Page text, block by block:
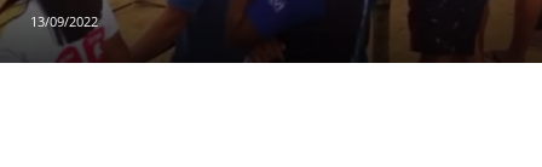
13/09/2022